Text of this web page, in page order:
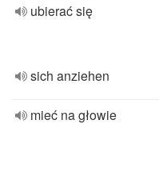
ubierać się
sich anziehen
mieć na głowie